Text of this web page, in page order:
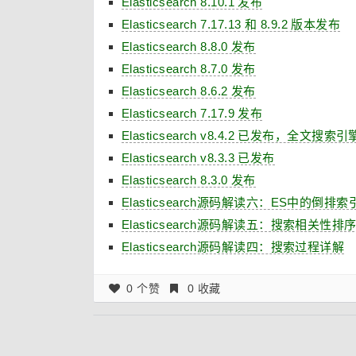
Elasticsearch 7.17.13 和 8.9.2 版本发布
Elasticsearch 8.8.0 发布
Elasticsearch 8.7.0 发布
Elasticsearch 8.6.2 发布
Elasticsearch 7.17.9 发布
Elasticsearch v8.4.2 已发布，全文搜索引
Elasticsearch v8.3.3 已发布
Elasticsearch 8.3.0 发布
Elasticsearch源码解读六：ES中的倒排索引
Elasticsearch源码解读五：搜索相关性排
Elasticsearch源码解读四：搜索过程详解
0 个赞 0 收藏